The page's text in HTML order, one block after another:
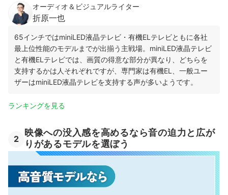
オーディオ＆ビジュアルライター
折原一也
65インチではminiLED液晶テレビ・有機ELテレビともに各社
最上位性能のモデルまでが出揃う主戦場。miniLED液晶テレビ
と有機ELテレビでは、画質の得意な部分が異なり、どちらを
支持するかは人それぞれですが、専門家は有機EL、一般ユー
ザーはminiLED液晶テレビを支持する声が多いようです。
ランキングを見る
2
映像への没入感を高めるなら音の迫力と広が
りがあるモデルを選ぼう